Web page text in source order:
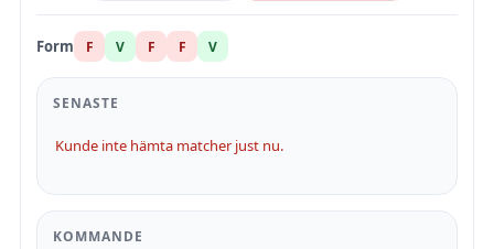
Form F V F F V
SENASTE
Kunde inte hämta matcher just nu.
KOMMANDE